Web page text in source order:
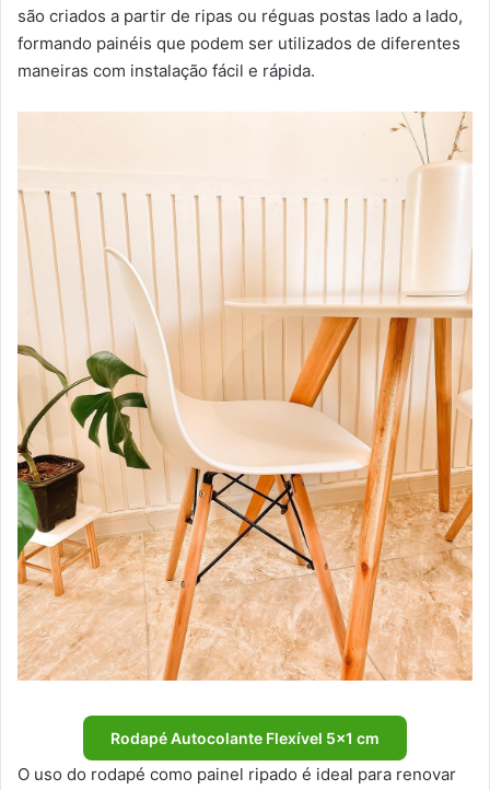
são criados a partir de ripas ou réguas postas lado a lado,
formando painéis que podem ser utilizados de diferentes
maneiras com instalação fácil e rápida.
Rodapé Autocolante Flexível 5×1 cm
O uso do rodapé como painel ripado é ideal para renovar